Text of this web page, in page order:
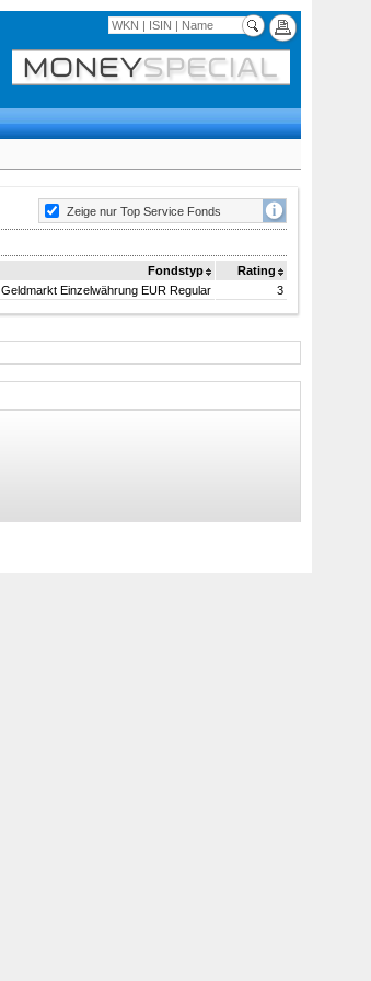
Zeige nur Top Service Fonds
Fondstyp
Rating
Geldmarkt Einzelwährung EUR Regular 3